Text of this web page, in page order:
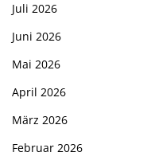
Juli 2026
Juni 2026
Mai 2026
April 2026
März 2026
Februar 2026